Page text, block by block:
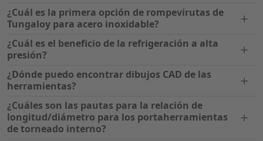
¿Cuál es la primera opción de rompevirutas de
Tungaloy para acero inoxidable?
¿Cuál es el beneficio de la refrigeración a alta
presión?
¿Dónde puedo encontrar dibujos CAD de las
herramientas?
¿Cuáles son las pautas para la relación de
longitud/diámetro para los portaherramientas
de torneado interno?